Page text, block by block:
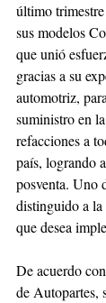
último
sus modelos
que unió
gracias a su
automotriz,
suministro en
refacciones a
país, logrando
posventa. Uno
distinguido a
que desea
De acuerdo
de Autopartes,